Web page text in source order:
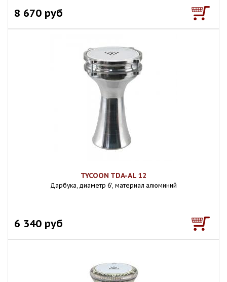
8 670 руб
TYCOON TDA-AL 12
Дарбука, диаметр 6', материал алюминий
6 340 руб